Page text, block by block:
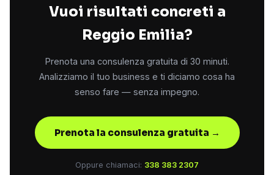
Vuoi risultati concreti a
Reggio Emilia?
Prenota una consulenza gratuita di 30 minuti.
Analizziamo il tuo business e ti diciamo cosa ha
senso fare — senza impegno.
Prenota la consulenza gratuita →
Oppure chiamaci: 338 383 2307